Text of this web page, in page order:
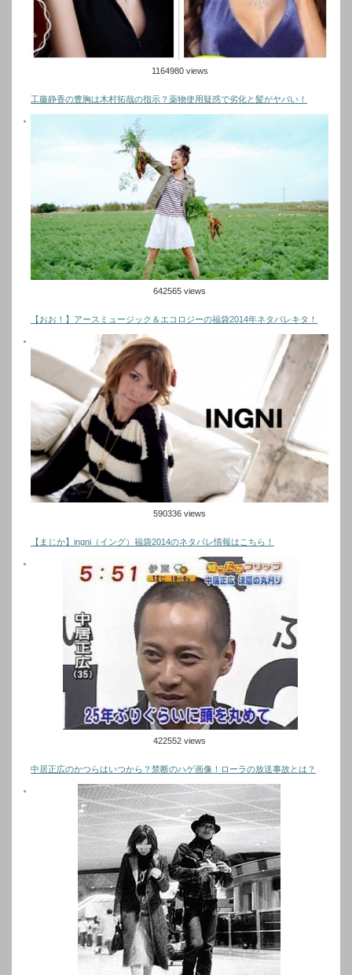
1164980 views
工藤静香の豊胸は木村拓哉の指示？薬物使用疑惑で劣化と髪がヤバい！
642565 views
【おお！】アースミュージック＆エコロジーの福袋2014年ネタバレキタ！
590336 views
【まじか】ingni（イング）福袋2014のネタバレ情報はこちら！
422552 views
中居正広のかつらはいつから？禁断のハゲ画像！ローラの放送事故とは？